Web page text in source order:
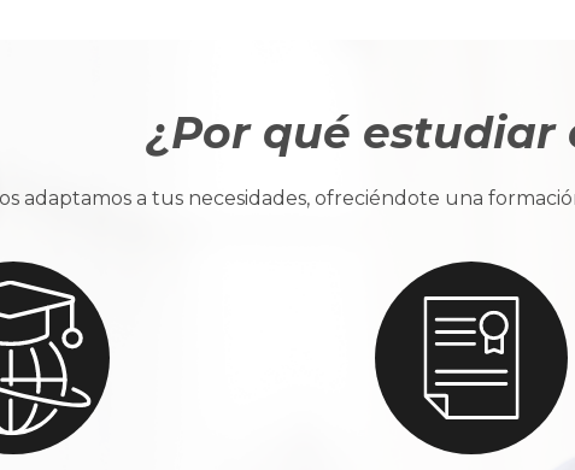
¿Por qué estudiar
adaptamos a tus necesidades, ofreciéndote una